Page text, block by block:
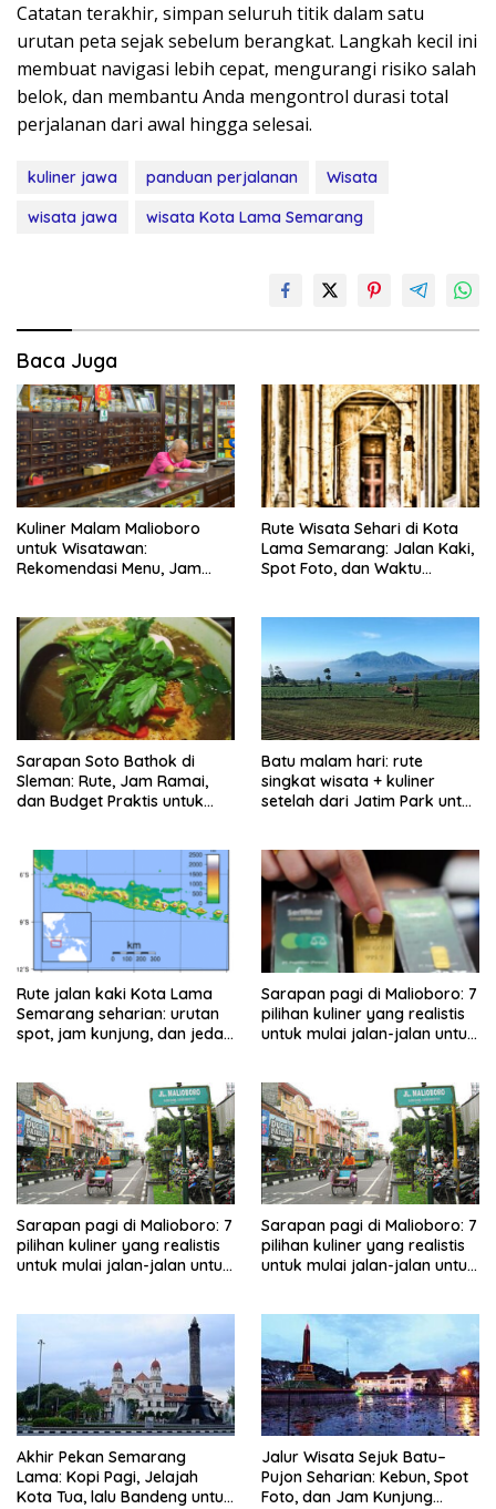
Catatan terakhir, simpan seluruh titik dalam satu
urutan peta sejak sebelum berangkat. Langkah kecil ini
membuat navigasi lebih cepat, mengurangi risiko salah
belok, dan membantu Anda mengontrol durasi total
perjalanan dari awal hingga selesai.
kuliner jawa panduan perjalanan
Wisata
wisata jawa
wisata Kota Lama Semarang
Baca Juga
Kuliner Malam Malioboro
untuk Wisatawan:
Rekomendasi Menu, Jam
Rute Wisata Sehari di Kota
Lama Semarang: Jalan Kaki,
Spot Foto, dan Waktu
Sarapan Soto Bathok di
Sleman: Rute, Jam Ramai,
dan Budget Praktis untuk
Batu malam hari: rute
singkat wisata + kuliner
setelah dari Jatim Park untuk
Rute jalan kaki Kota Lama
Semarang seharian: urutan
spot, jam kunjung, dan jeda
Sarapan pagi di Malioboro: 7
pilihan kuliner yang realistis
untuk mulai jalan-jalan untuk
Sarapan pagi di Malioboro: 7
pilihan kuliner yang realistis
untuk mulai jalan-jalan untuk
Sarapan pagi di Malioboro: 7
pilihan kuliner yang realistis
untuk mulai jalan-jalan untuk
Akhir Pekan Semarang
Lama: Kopi Pagi, Jelajah
Kota Tua, lalu Bandeng untuk
Jalur Wisata Sejuk Batu–
Pujon Seharian: Kebun, Spot
Foto, dan Jam Kunjung